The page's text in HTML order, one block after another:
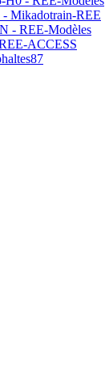
- Mikadotrain-REE
- REE-Modèles
ACCESS